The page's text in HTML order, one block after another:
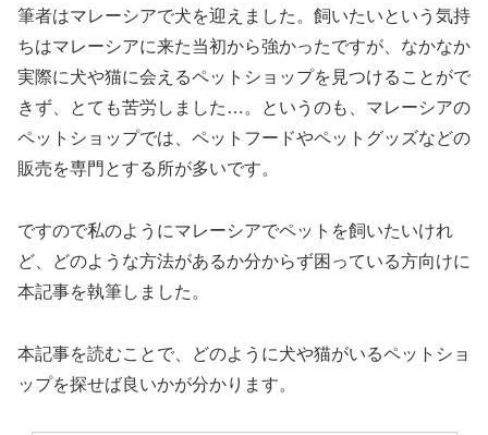
筆者はマレーシアで犬を迎えました。飼いたいという気持
ちはマレーシアに来た当初から強かったですが、なかなか
実際に犬や猫に会えるペットショップを見つけることがで
きず、とても苦労しました…。というのも、マレーシアの
ペットショップでは、ペットフードやペットグッズなどの
販売を専門とする所が多いです。
ですので私のようにマレーシアでペットを飼いたいけれ
ど、どのような方法があるか分からず困っている方向けに
本記事を執筆しました。
本記事を読むことで、どのように犬や猫がいるペットショ
ップを探せば良いかが分かります。